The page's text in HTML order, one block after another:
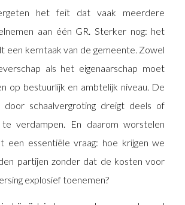
het feit dat vaak meerdere
aan één GR. Sterker nog: het
een kerntaak van de gemeente. Zowel
als het eigenaarschap moet
op bestuurlijk en ambtelijk niveau. De
door schaalvergroting dreigt deels of
te verdampen. En daarom worstelen
een essentiële vraag: hoe krijgen we
partijen zonder dat de kosten voor
explosief toenemen?